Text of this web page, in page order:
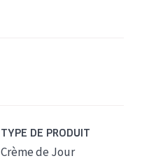
TYPE DE PRODUIT
Crème de Jour